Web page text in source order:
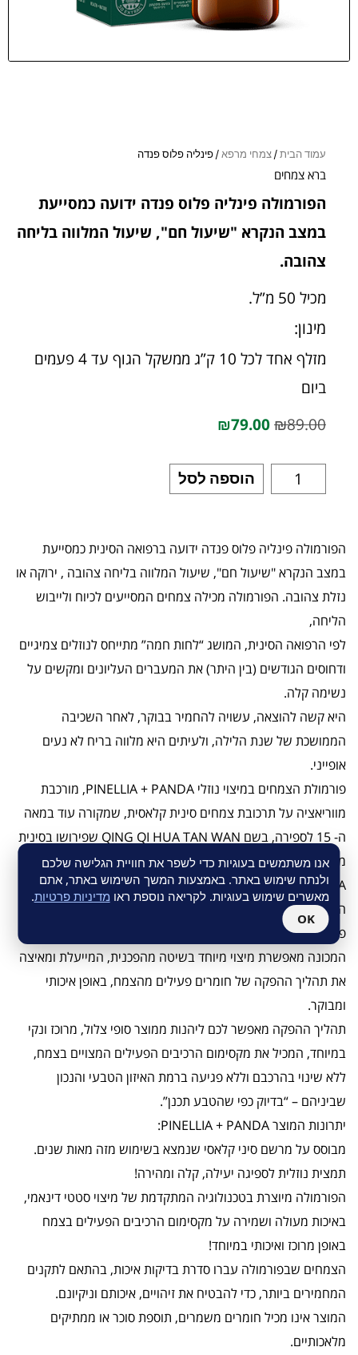
עמוד הבית/צמחי מרפא/ פינליה פלוס פנדה
ברא צמחים
הפורמולה פינליה פלוס פנדה ידועה כמסייעת
במצב הנקרא "שיעול חם", שיעול המלווה בליחה
צהובה.
מכיל 50 מ”ל.
מינון:
מזלף אחד לכל 10 ק”ג ממשקל הגוף עד 4 פעמים
ביום
₪89.00
₪79.00
הוספה לסל
הפורמולה פינליה פלוס פנדה ידועה ברפואה הסינית כמסייעת
במצב הנקרא "שיעול חם", שיעול המלווה בליחה צהובה , ירוקה או
נזלת צהובה. הפורמולה מכילה צמחים המסייעים לכיוח ולייבוש
הליחה,
לפי הרפואה הסינית, המושג “לחות חמה” מתייחס לנוזלים צמיגיים
ודחוסים הגודשים (בין היתר) את המעברים העליונים ומקשים על
נשימה קלה.
היא קשה להוצאה, עשויה להחמיר בבוקר, לאחר השכיבה
הממושכת של שנת הלילה, ולעיתים היא מלווה בריח לא נעים
אופייני.
פורמולת הצמחים במיצוי נוזלי PINELLIA + PANDA, מורכבת
מווריאציה על תרכובת צמחים סינית קלאסית, שמקורה עוד במאה
ה- 15 לספירה, בשם QING QI HUA TAN WAN שפירושו בסינית
מדוברת: “טיהור צ’י והתמרת נוזלים צמיגיים”.
PINELLIA + PANDA בטכנולוגיית מיצוי סטטי דינאמי:
הפורמולה מיוצרת במכונת מיצוי חדשנית ומוגנת פטנט אשר
פותחה במיוחד עבור חברת ברא צמחים.
המכונה מאפשרת מיצוי מיוחד בשיטה מהפכנית, המייעלת ומאיצה
את תהליך ההפקה של חומרים פעילים מהצמח, באופן איכותי
ומבוקר.
תהליך ההפקה מאפשר לכם ליהנות ממוצר סופי צלול, מרוכז ונקי
במיוחד, המכיל את מקסימום הרכיבים הפעילים המצויים בצמח,
ללא שינוי בהרכבם וללא פגיעה ברמת האיזון הטבעי והנכון
שביניהם – “בדיוק כפי שהטבע תכנן”.
יתרונות המוצר PINELLIA + PANDA:
מבוסס על מרשם סיני קלאסי שנמצא בשימוש מזה מאות שנים.
תמצית נוזלית לספיגה יעילה, קלה ומהירה!
הפורמולה מיוצרת בטכנולוגיה המתקדמת של מיצוי סטטי דינאמי,
באיכות מעולה ושמירה על מקסימום הרכיבים הפעילים בצמח
באופן מרוכז ואיכותי במיוחד!
הצמחים שבפורמולה עברו סדרת בדיקות איכות, בהתאם לתקנים
המחמירים ביותר, כדי להבטיח את זיהויים, איכותם וניקיונם.
המוצר אינו מכיל חומרים משמרים, תוספת סוכר או ממתיקים
מלאכותיים.
אנו משתמשים בעוגיות כדי לשפר את חוויית הגלישה שלכם
ולנתח שימוש באתר. באמצעות המשך השימוש באתר, אתם
מאשרים שימוש בעוגיות. לקריאה נוספת ראו מדיניות פרטיות.
OK